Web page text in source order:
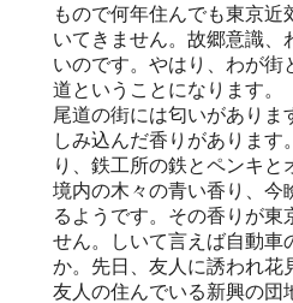
もので何年住んでも東京近
いてきません。故郷意識、
いのです。やはり、わが街
道ということになります。
尾道の街には匂いがありま
しみ込んだ香りがあります
り、鉄工所の鉄とペンキと
境内の木々の青い香り、今
るようです。その香りが東
せん。しいて言えば自動車
か。先日、友人に誘われ花
友人の住んでいる新興の団